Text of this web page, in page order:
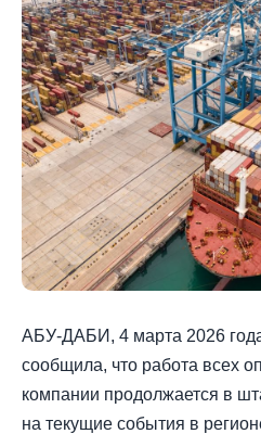
АБУ-ДАБИ, 4 марта 2026
сообщила, что работа всех
компании продолжается в
на текущие события в